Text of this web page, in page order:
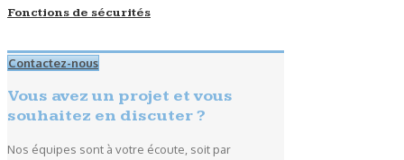
Fonctions de sécurités
Contactez-nous
Vous avez un projet et vous
souhaitez en discuter ?
Nos équipes sont à votre écoute, soit par